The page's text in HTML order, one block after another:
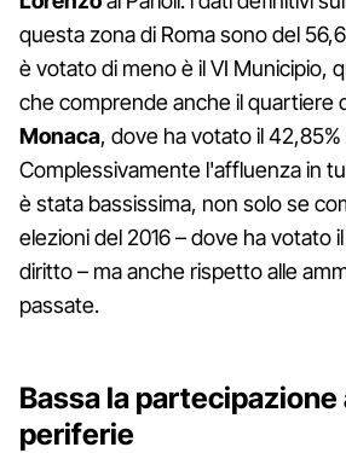
questa zona di Roma sono del
è votato di meno è il VI Municipio,
che comprende anche il quartiere
Monaca, dove ha votato il
Complessivamente l'affluenza in
è stata bassissima, non solo se
elezioni del 2016 – dove ha votato
diritto – ma anche rispetto alle
passate.
Bassa la
periferie